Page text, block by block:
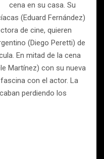
cena en su casa. Su
(Eduard Fernández)
de cine, quieren
(Diego Peretti) de
En mitad de la cena
Martínez) con su nueva
con el actor. La
perdiendo los